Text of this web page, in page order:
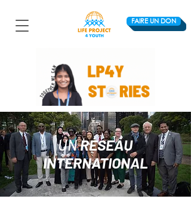
FAIRE UN DON
UNRÉSEAU
INTERNATIONAL